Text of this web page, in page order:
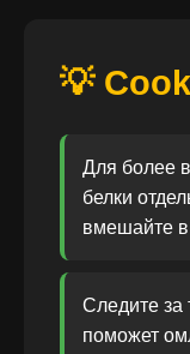
💡
Для более
белки
вмешайте
Следите за
поможет